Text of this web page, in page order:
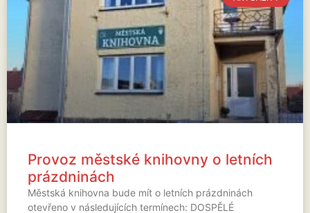
Provoz městské knihovny o letních
prázdninách
Městská knihovna bude mít o letních prázdninách
otevřeno v následujících termínech: DOSPĚLÉ